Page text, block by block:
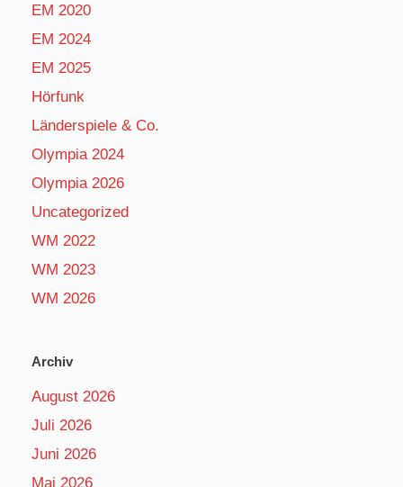
EM 2020
EM 2024
EM 2025
Hörfunk
Länderspiele & Co.
Olympia 2024
Olympia 2026
Uncategorized
WM 2022
WM 2023
WM 2026
Archiv
August 2026
Juli 2026
Juni 2026
Mai 2026